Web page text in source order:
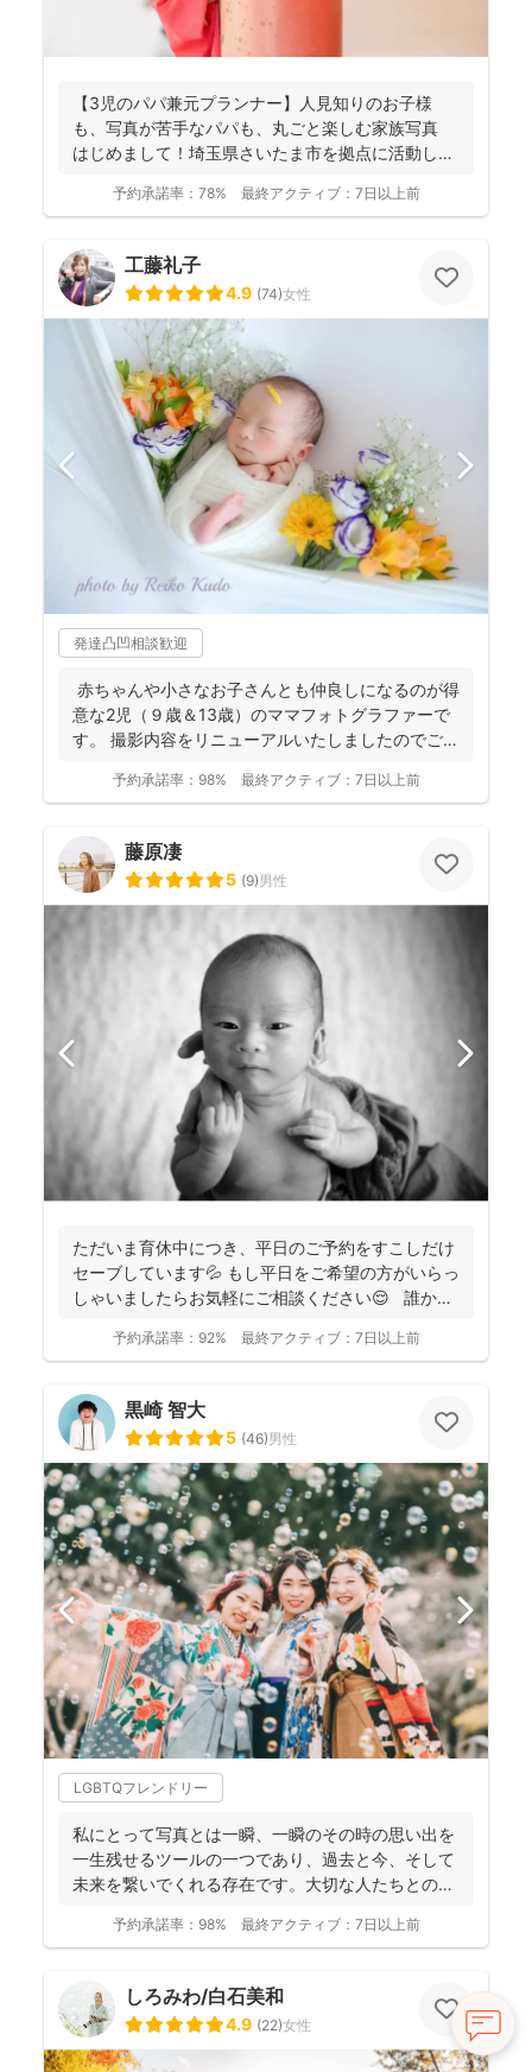
【3児のパパ兼元プランナー】人見知りのお子様
も、写真が苦手なパパも、丸ごと楽しむ家族写真
はじめまして！埼玉県さいたま市を拠点に活動して
予約承諾率： 78% 最終アクティブ： 7日以上前
工藤礼子
4.9 (74)女性
発達凸凹相談歓迎
赤ちゃんや小さなお子さんとも仲良しになるのが得
意な2児（９歳＆13歳）のママフォトグラファーで
す。 撮影内容をリニューアルいたしましたのでご案
予約承諾率： 98% 最終アクティブ： 7日以上前
藤原凄
5 (9)男性
ただいま育休中につき、平日のご予約をすこしだけ
セーブしています💦 もし平日をご希望の方がいらっ
しゃいましたらお気軽にご相談ください😌 誰かに
予約承諾率： 92% 最終アクティブ： 7日以上前
黒崎 智大
5 (46)男性
LGBTQフレンドリー
私にとって写真とは一瞬、一瞬のその時の思い出を
一生残せるツールの一つであり、過去と今、そして
未来を繋いでくれる存在です。大切な人たちとの写
予約承諾率： 98% 最終アクティブ： 7日以上前
しろみわ/白石美和
4.9 (22)女性